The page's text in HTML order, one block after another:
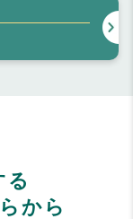
る
から